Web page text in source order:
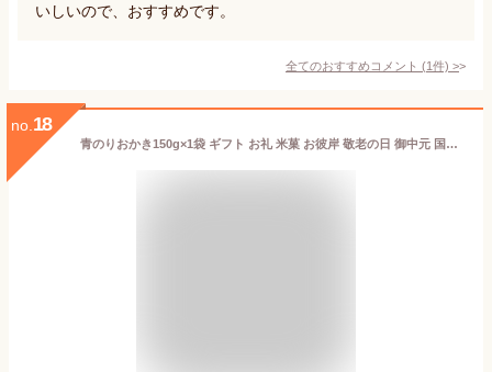
いしいので、おすすめです。
全てのおすすめコメント (1件) >
no. 18
青のりおかき150g×1袋 ギフト お礼 米菓 お彼岸 敬老の日 御中元 国産青のりお彼岸 佐賀県産ひよく米 御歳暮 お中元 お供え おつまみ 御供 感謝 ご挨拶 お土産 内祝い プチギフト 人気おかき 青のり 御供 西田製菓 引っ越しご挨拶 母の日 父の日